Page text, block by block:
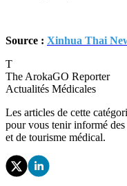
Source : Xinhua Thai
T
The ArokaGO Reporter
Actualités Médicales
Les articles de cette
pour vous tenir informé des
et de tourisme médical.